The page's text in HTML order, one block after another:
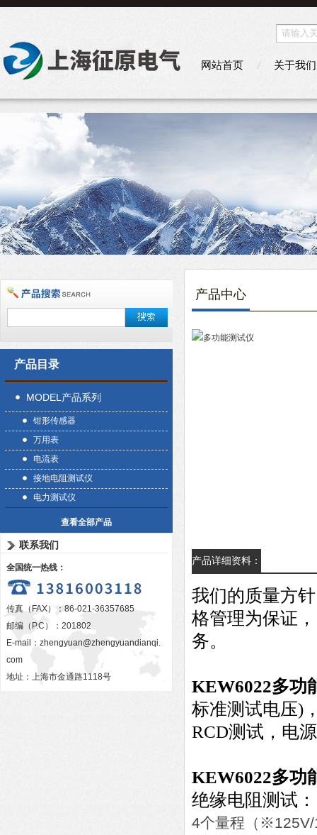
网站首页 关于我们
产品目录
MODEL产品系列
钳形传感器
万用表
电流表
接地电阻测试仪
电力测试仪
查看全部产品
联系我们
全国统一热线：
传真（FAX）：86-021-36357685
邮编（P.C）：201802
E-mail： zhengyuan@zhengyuandianqi.
com
地址：上海市金通路1118号
产品中心
产品详细资料：
我们的质量方
格管理为保证
务。
KEW6022多功
标准测试电压)
RCD测试，电
KEW6022多功
绝缘电阻测试
4个量程（※125V/